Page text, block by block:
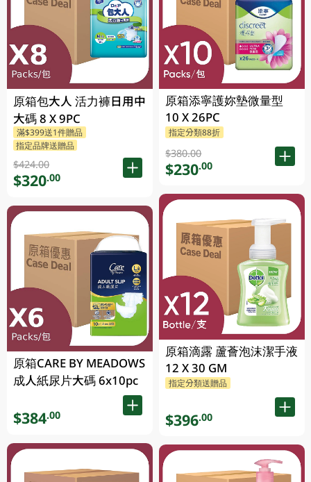
原箱包大人 活力褲日用中
大碼 8 X 9PC
滿$399送1件贈品
指定品牌送贈品
$424.00
$320.00
原箱CARE BY MEADOWS
成人紙尿片大碼 6x10pc
$384.00
原箱添寧護妳墊微量型
10 X 26PC
指定分類88折
$380.00
$230.00
原箱滴露 蘆薈泡沫潔手液
12 X 30 GM
指定分類送贈品
$396.00